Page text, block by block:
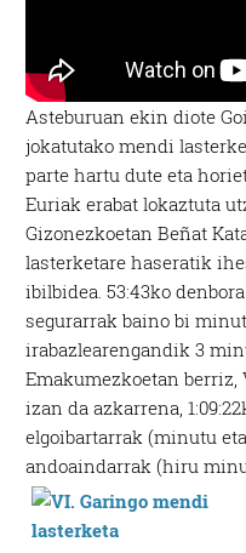
Asteburuan ekin diote
jokatutako mendi
parte hartu dute eta
Euriak erabat lokaztuta
Gizonezkoetan Beñat
lasterketare haseratik
ibilbidea. 53:43ko
segurarrak baino bi
irabazlearengandik 3
Emakumezkoetan berriz,
izan da azkarrena,
elgoibartarrak (minutu
andoaindarrak (hiru